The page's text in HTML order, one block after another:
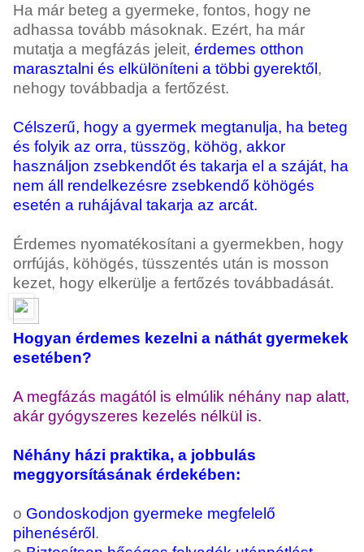
Ha már beteg a gyermeke, fontos, hogy ne
adhassa tovább másoknak. Ezért, ha már
mutatja a megfázás jeleit, érdemes otthon
marasztalni és elkülöníteni a többi gyerektől,
nehogy továbbadja a fertőzést.
Célszerű, hogy a gyermek megtanulja, ha beteg
és folyik az orra, tüsszög, köhög, akkor
használjon zsebkendőt és takarja el a száját, ha
nem áll rendelkezésre zsebkendő köhögés
esetén a ruhájával takarja az arcát.
Érdemes nyomatékosítani a gyermekben, hogy
orrfújás, köhögés, tüsszentés után is mosson
kezet, hogy elkerülje a fertőzés továbbadását.
Hogyan érdemes kezelni a náthát gyermekek
esetében?
A megfázás magától is elmúlik néhány nap alatt,
akár gyógyszeres kezelés nélkül is.
Néhány házi praktika, a jobbulás
meggyorsításának érdekében:
o Gondoskodjon gyermeke megfelelő
pihenéséről.